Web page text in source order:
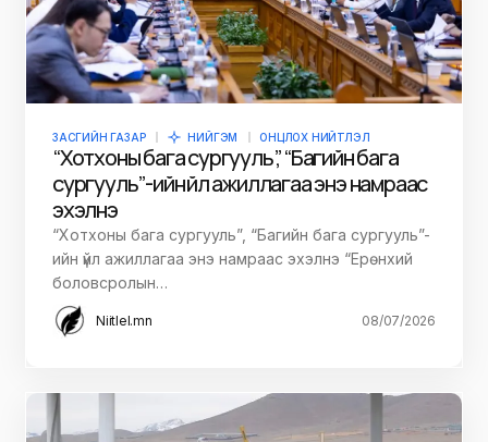
ЗАСГИЙН ГАЗАР НИЙГЭМ ОНЦЛОХ НИЙТЛЭЛ
“Хотхоны бага сургууль”, “Багийн бага
сургууль”-ийн үйл ажиллагаа энэ намраас
эхэлнэ
“Хотхоны бага сургууль”, “Багийн бага сургууль”-
ийн үйл ажиллагаа энэ намраас эхэлнэ “Ерөнхий
боловсролын…
Niitlel.mn 08/07/2026